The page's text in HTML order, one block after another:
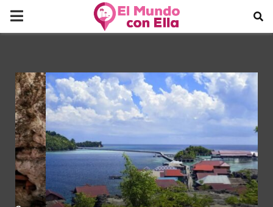
PRIMARY